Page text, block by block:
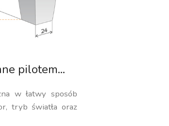
pilotem...
w łatwy sposób
tryb światła oraz